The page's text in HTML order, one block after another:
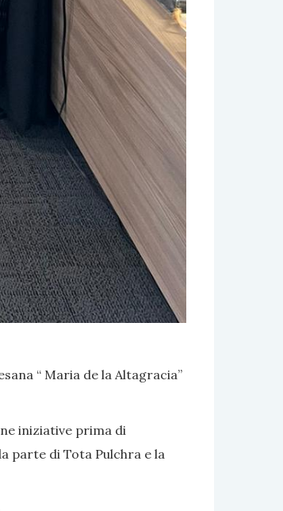
“ Maria de la Altagracia”
iniziative prima di
parte di Tota Pulchra e la